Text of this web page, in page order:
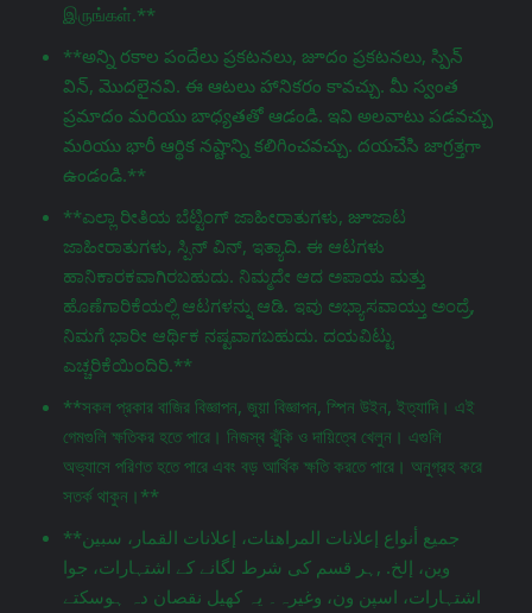
இருங்கள்.**
**అన్ని రకాల పందేలు ప్రకటనలు, జూదం ప్రకటనలు, స్పిన్
విన్, మొదలైనవి. ఈ ఆటలు హానికరం కావచ్చు. మీ స్వంత
ప్రమాదం మరియు బాధ్యతతో ఆడండి. ఇవి అలవాటు పడవచ్చు
మరియు భారీ ఆర్థిక నష్టాన్ని కలిగించవచ్చు. దయచేసి జాగ్రತ್ತగా
ఉండండి.**
**ಎಲ್ಲಾ ರೀತಿಯ ಬೆಟ್ಟಿಂಗ್ ಜಾಹೀರಾತುಗಳು, జూಜಾಟ
ಜಾಹೀರಾತುಗಳು, ಸ್ಪಿನ್ ವಿನ್, ಇತ್ಯಾದಿ. ಈ ಆಟಗಳು
ಹಾನಿಕಾರಕವಾಗಿರಬಹುದು. ನಿಮ್ಮದೇ ಆದ ಅಪಾಯ ಮತ್ತು
ಹೊಣೆಗಾರಿಕೆಯಲ್ಲಿ ಆಟಗಳನ್ನು ಆಡಿ. ಇವು ಅಭ್ಯಾಸವಾಯ್ತು ಅಂದ್ರೆ,
ನಿಮಗೆ ಭಾರೀ ಆರ್ಥಿಕ ನಷ್ಟವಾಗಬಹುದು. ದಯವಿಟ್ಟು
ಎಚ್ಚರಿಕೆಯಿಂದಿರಿ.**
**সকল প্রকার বাজির বিজ্ঞাপন, জুয়া বিজ্ঞাপন, স্পিন উইন, ইত্যাদি। এই
গেমগুলি ক্ষতিকর হতে পারে। নিজস্ব ঝুঁকি ও দায়িত্বে খেলুন। এগুলি
অভ্যাসে পরিণত হতে পারে এবং বড় আর্থিক ক্ষতি করতে পারে। অনুগ্রহ করে
সতর্ক থাকুন।**
**جميع أنواع إعلانات المراهنات، إعلانات القمار، سبين
وين، إلخ. ,ہر قسم کی شرط لگانے کے اشتہارات، جوا
اشتہارات، اسپن ون، وغیرہ۔ یہ کھیل نقصان دہ ہوسکتے